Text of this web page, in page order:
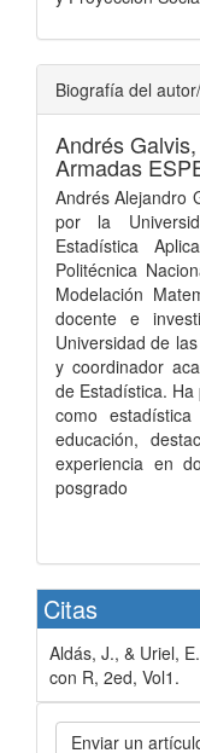
Biografía del
Andrés Galvis,
Armadas
Andrés Alejandro
por la
Estadística
Politécnica
Modelación
docente e
Universidad de
y coordinador
de Estadística.
como
educación,
experiencia en
posgrado
Citas
Aldás, J., & Uriel,
con R, 2ed, Vol1.
Enviar un